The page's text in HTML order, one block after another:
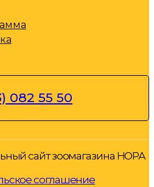
082 55 50
сайт зоомагазина НОРА
соглашение